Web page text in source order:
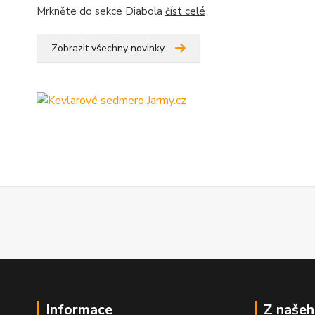
Mrkněte do sekce Diabola číst celé
Zobrazit všechny novinky
Informace Z